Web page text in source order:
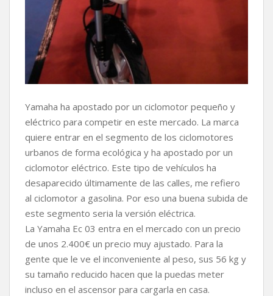
Yamaha ha apostado por un ciclomotor pequeño y
eléctrico para competir en este mercado. La marca
quiere entrar en el segmento de los ciclomotores
urbanos de forma ecológica y ha apostado por un
ciclomotor eléctrico. Este tipo de vehículos ha
desaparecido últimamente de las calles, me refiero
al ciclomotor a gasolina. Por eso una buena subida de
este segmento seria la versión eléctrica.
La Yamaha Ec 03 entra en el mercado con un precio
de unos 2.400€ un precio muy ajustado. Para la
gente que le ve el inconveniente al peso, sus 56 kg y
su tamaño reducido hacen que la puedas meter
incluso en el ascensor para cargarla en casa.